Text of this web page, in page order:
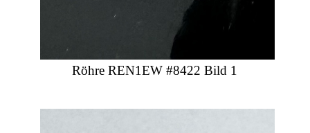
Röhre REN1EW #8422 Bild 1